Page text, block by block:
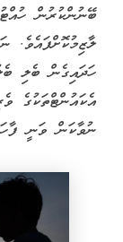
ބޭނުންކުރުން
ލާޒިމުކޮށްފައެވެ.
ހަދައިގެން ބެލި
އެކައުންޓްތަކުގެ
ނުވާކަން ވަނީ